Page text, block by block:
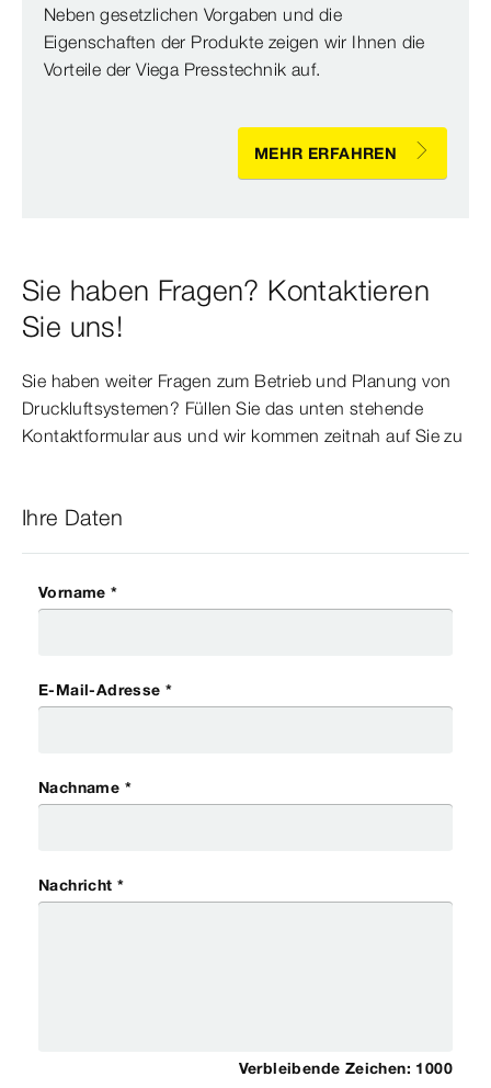
Neben gesetzlichen Vorgaben und die
Eigenschaften der Produkte zeigen wir Ihnen die
Vorteile der Viega Presstechnik auf.
MEHR ERFAHREN
Sie haben Fragen? Kontaktieren
Sie uns!
Sie haben weiter Fragen zum Betrieb und Planung von
Druckluftsystemen? Füllen Sie das unten stehende
Kontaktformular aus und wir kommen zeitnah auf Sie zu
Ihre Daten
Vorname *
E-Mail-Adresse *
Nachname *
Nachricht *
Verbleibende Zeichen: 1000